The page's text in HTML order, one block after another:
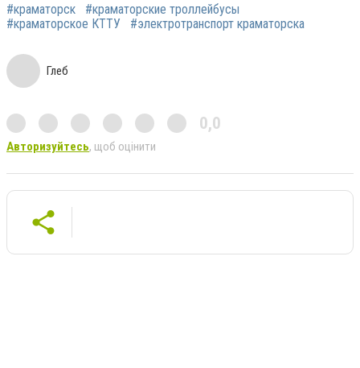
#краматорск
#краматорские троллейбусы
#краматорское КТТУ
#электротранспорт краматорска
Глеб
0,0
Авторизуйтесь, щоб оцінити